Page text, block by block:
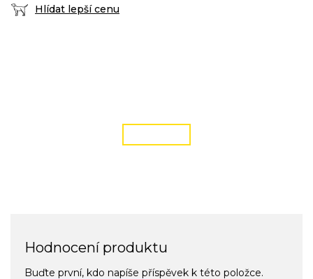
Hlídat lepší cenu
Hodnocení produktu
Buďte první, kdo napíše příspěvek k této položce.